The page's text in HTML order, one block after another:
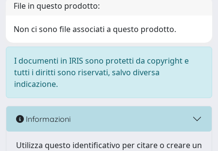
File in questo prodotto:
Non ci sono file associati a questo prodotto.
I documenti in IRIS sono protetti da copyright e
tutti i diritti sono riservati, salvo diversa
indicazione.
Informazioni
Utilizza questo identificativo per citare o creare un